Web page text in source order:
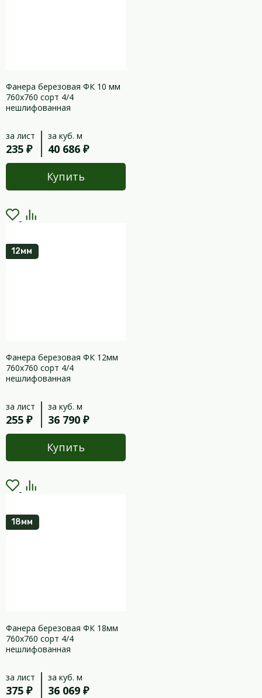
Фанера березовая ФК 10 мм
760х760 сорт 4/4
нешлифованная
за лист
235 ₽
за куб. м
40 686 ₽
Купить
12мм
Фанера березовая ФК 12мм
760х760 сорт 4/4
нешлифованная
за лист
255 ₽
за куб. м
36 790 ₽
Купить
18мм
Фанера березовая ФК 18мм
760х760 сорт 4/4
нешлифованная
за лист
375 ₽
за куб. м
36 069 ₽